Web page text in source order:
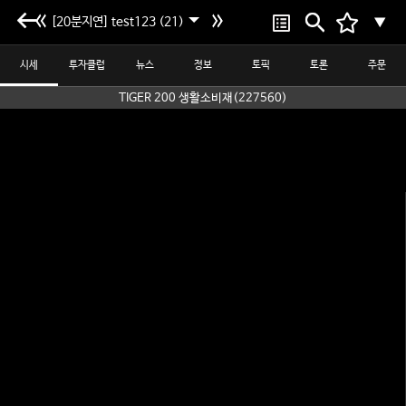
[20분지연] test123 (21) ▼
시세 투자클럽 뉴스 정보 토픽 토론 주문
TIGER 200 생활소비재(227560)